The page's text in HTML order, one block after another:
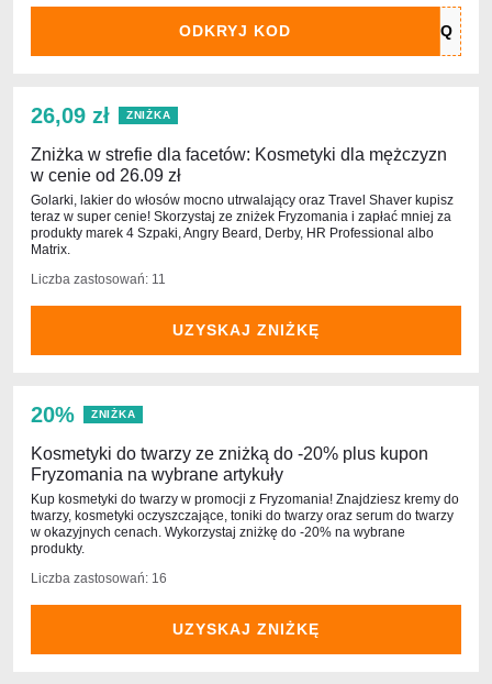
ODKRYJ KOD
26,09 zł ZNIŻKA
Zniżka w strefie dla facetów: Kosmetyki dla mężczyzn
w cenie od 26.09 zł
Golarki, lakier do włosów mocno utrwalający oraz Travel Shaver kupisz
teraz w super cenie! Skorzystaj ze zniżek Fryzomania i zapłać mniej za
produkty marek 4 Szpaki, Angry Beard, Derby, HR Professional albo
Matrix.
Liczba zastosowań: 11
UZYSKAJ ZNIŻKĘ
20% ZNIŻKA
Kosmetyki do twarzy ze zniżką do -20% plus kupon
Fryzomania na wybrane artykuły
Kup kosmetyki do twarzy w promocji z Fryzomania! Znajdziesz kremy do
twarzy, kosmetyki oczyszczające, toniki do twarzy oraz serum do twarzy
w okazyjnych cenach. Wykorzystaj zniżkę do -20% na wybrane
produkty.
Liczba zastosowań: 16
UZYSKAJ ZNIŻKĘ